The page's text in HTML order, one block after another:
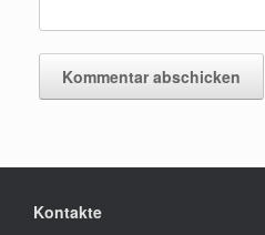
Kontakte